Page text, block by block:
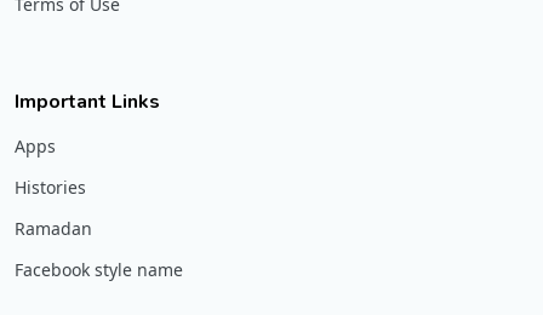
Important Links
Apps
Histories
Ramadan
Facebook style name